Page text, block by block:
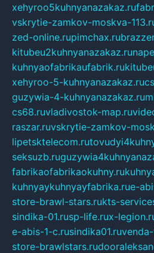
xehyroo5kuhnyanazakaz.ru
vskrytie-zamkov-moskva-
zed-online.rupimchax.ru
kitubeu2kuhnyanazakaz.ru
kuhnyaofabrikaufabrik.ru
xehyroo-5-kuhnyanazakaz.ru
guzywia-4-kuhnyanazakaz.ru
cs68.ruvladivostok-map.ru
raszar.ruvskrytie-zamkov-
lipetsktelecom.ru
seksuzb.ru
fabrikaofabrikaokuhny.ru
kuhnyaykuhnyayfabrika.rue-
store-brawl-stars.rukts-
sindika-01.rusp-life.rux-
e-abis-1-c.rusindika01.ru
store-brawlstars.ru